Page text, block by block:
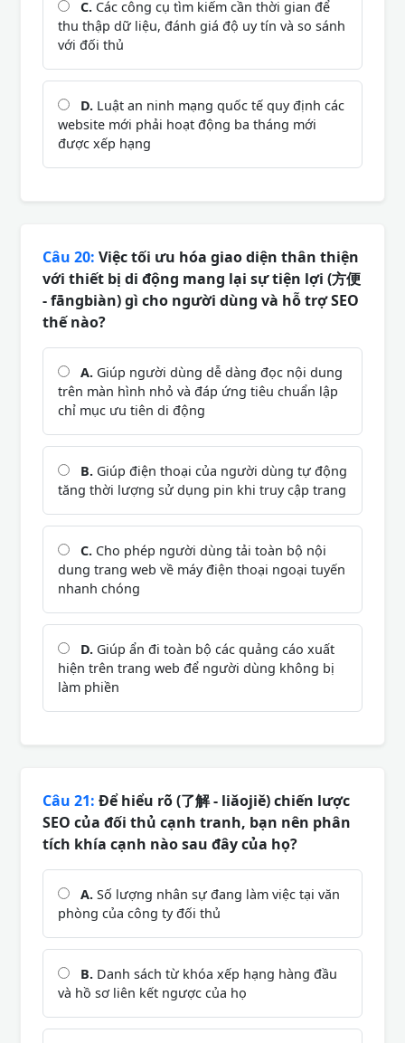
C. Các công cụ tìm kiếm cần thời gian để
thu thập dữ liệu, đánh giá độ uy tín và so sánh
với đối thủ
D. Luật an ninh mạng quốc tế quy định các
website mới phải hoạt động ba tháng mới
được xếp hạng
Câu 20: Việc tối ưu hóa giao diện thân thiện
với thiết bị di động mang lại sự tiện lợi (方便
- fāngbiàn) gì cho người dùng và hỗ trợ SEO
thế nào?
A. Giúp người dùng dễ dàng đọc nội dung
trên màn hình nhỏ và đáp ứng tiêu chuẩn lập
chỉ mục ưu tiên di động
B. Giúp điện thoại của người dùng tự động
tăng thời lượng sử dụng pin khi truy cập trang
C. Cho phép người dùng tải toàn bộ nội
dung trang web về máy điện thoại ngoại tuyến
nhanh chóng
D. Giúp ẩn đi toàn bộ các quảng cáo xuất
hiện trên trang web để người dùng không bị
làm phiền
Câu 21: Để hiểu rõ (了解 - liǎojiě) chiến lược
SEO của đối thủ cạnh tranh, bạn nên phân
tích khía cạnh nào sau đây của họ?
A. Số lượng nhân sự đang làm việc tại văn
phòng của công ty đối thủ
B. Danh sách từ khóa xếp hạng hàng đầu
và hồ sơ liên kết ngược của họ